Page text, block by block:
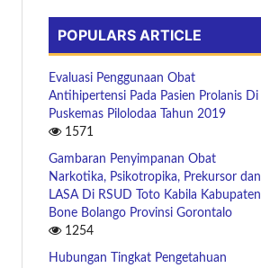
POPULARS ARTICLE
Evaluasi Penggunaan Obat
Antihipertensi Pada Pasien Prolanis Di
Puskemas Pilolodaa Tahun 2019
1571
Gambaran Penyimpanan Obat
Narkotika, Psikotropika, Prekursor dan
LASA Di RSUD Toto Kabila Kabupaten
Bone Bolango Provinsi Gorontalo
1254
Hubungan Tingkat Pengetahuan